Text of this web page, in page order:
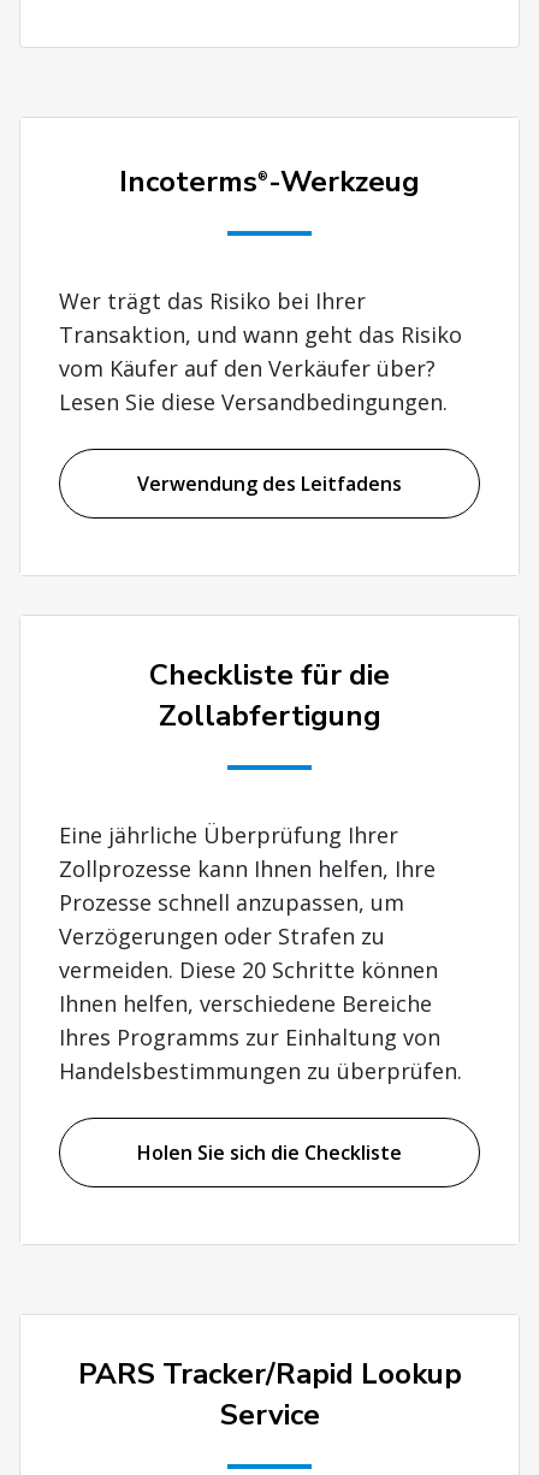
Incoterms® -Werkzeug
Wer trägt das Risiko bei Ihrer
Transaktion, und wann geht das Risiko
vom Käufer auf den Verkäufer über?
Lesen Sie diese Versandbedingungen.
Verwendung des Leitfadens
Checkliste für die
Zollabfertigung
Eine jährliche Überprüfung Ihrer
Zollprozesse kann Ihnen helfen, Ihre
Prozesse schnell anzupassen, um
Verzögerungen oder Strafen zu
vermeiden. Diese 20 Schritte können
Ihnen helfen, verschiedene Bereiche
Ihres Programms zur Einhaltung von
Handelsbestimmungen zu überprüfen.
Holen Sie sich die Checkliste
PARS Tracker/Rapid Lookup
Service